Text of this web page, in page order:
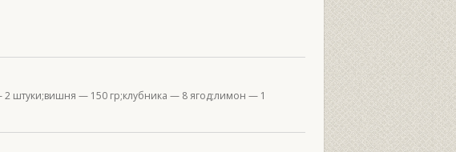
штуки;вишня — 150 гр;клубника — 8 ягод;лимон — 1